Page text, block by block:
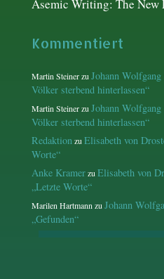
Asemic Writing: The New
Kommentiert
Martin SteinerzuJohann Wolfgang
Völker sterbend hinterlassen“
Martin SteinerzuJohann Wolfgang
Völker sterbend hinterlassen“
RedaktionzuElisabeth von
Worte“
Anke KramerzuElisabeth von
„Letzte Worte“
Marilen HartmannzuJohann
„Gefunden“